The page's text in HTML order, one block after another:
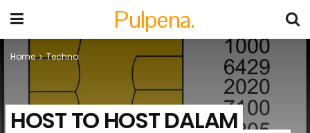
Pulpena.
Home Techno
HOST TO HOST DALAM